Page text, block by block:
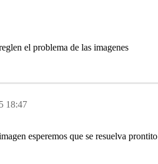
el problema de las imagenes
18:47
esperemos que se resuelva prontito